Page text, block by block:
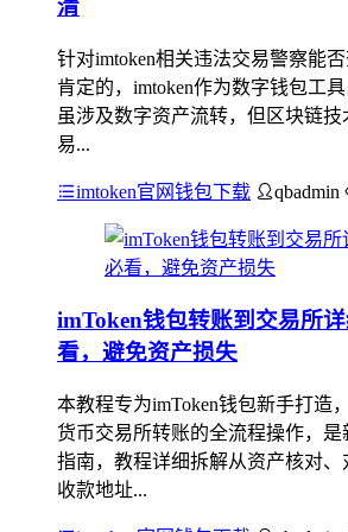
清
针对imtoken相关违法交易警察能
肯定的，imtoken作为数字钱包工
虽涉及数字资产流转，但区块链
易...
imtoken官网钱包下载 qbadmin
imToken钱包转账到交易所
看，避免资产损失
本教程专为imToken钱包新手打造
货币交易所转账的全流程操作，
指南，教程详细拆解从资产核对
收款地址...